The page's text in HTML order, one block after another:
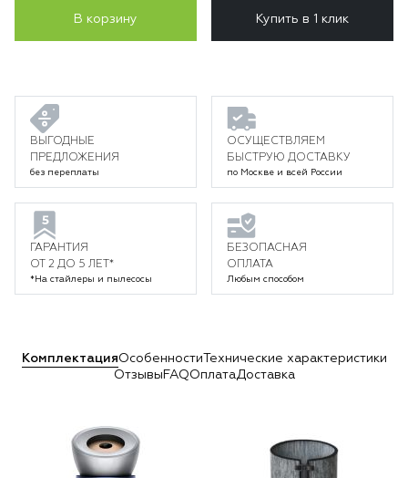
В корзину Купить в 1 клик
ВЫГОДНЫЕ
ПРЕДЛОЖЕНИЯ
без переплаты
ОСУЩЕСТВЛЯЕМ
БЫСТРУЮ ДОСТАВКУ
по Москве и всей России
ГАРАНТИЯ
ОТ 2 ДО 5 ЛЕТ*
*На стайлеры и пылесосы
БЕЗОПАСНАЯ
ОПЛАТА
Любым способом
КомплектацияОсобенности Технические характеристики
Отзывы FAQОплатаДоставка